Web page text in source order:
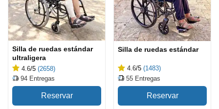
Silla de ruedas estándar
ultraligera
4.6/5 (2658)
94 Entregas
Silla de ruedas estándar
4.6/5 (1483)
55 Entregas